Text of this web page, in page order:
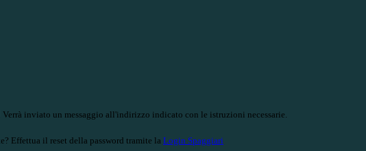
Verrà inviato un messaggio all'indirizzo indicato con le istruzioni necessarie.
Effettua il reset della password tramite la Login Spaggiari